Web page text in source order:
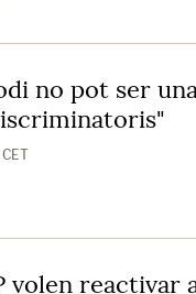
no pot ser
volen reactivar